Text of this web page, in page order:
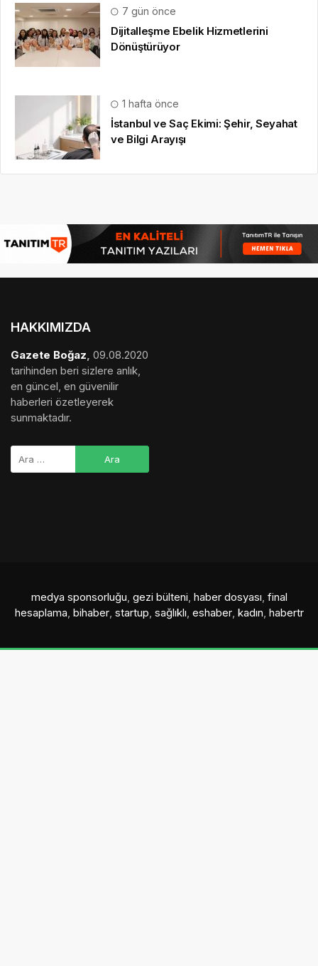
7 gün önce
Dijitalleşme Ebelik Hizmetlerini
Dönüştürüyor
1 hafta önce
İstanbul ve Saç Ekimi: Şehir, Seyahat
ve Bilgi Arayışı
HAKKIMIZDA
Gazete Boğaz, 09.08.2020
tarihinden beri sizlere anlık,
en güncel, en güvenilir
haberleri özetleyerek
sunmaktadır.
medya sponsorluğu, gezi bülteni, haber dosyası, final
hesaplama, bihaber, startup, sağlıklı, eshaber, kadın, habertr